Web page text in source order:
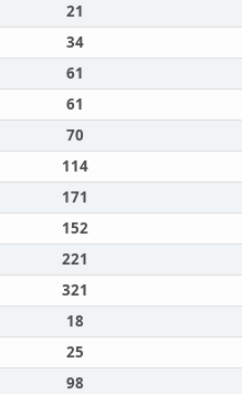
21
34
61
61
70
114
171
152
221
321
18
25
98